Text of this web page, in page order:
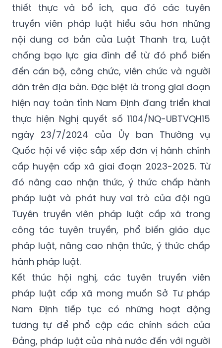
thiết thực và bổ ích, qua đó các tuyên
truyền viên pháp luật hiểu sâu hơn những
nội dung cơ bản của Luật Thanh tra, Luật
chống bạo lực gia đình để từ đó phổ biến
đến cán bộ, công chức, viên chức và người
dân trên địa bàn. Đặc biệt là trong giai đoạn
hiện nay toàn tỉnh Nam Định đang triển khai
thực hiện Nghị quyết số 1104/NQ-UBTVQH15
ngày 23/7/2024 của Ủy ban Thường vụ
Quốc hội về việc sắp xếp đơn vị hành chính
cấp huyện cấp xã giai đoạn 2023-2025. Từ
đó nâng cao nhận thức, ý thức chấp hành
pháp luật và phát huy vai trò của đội ngũ
Tuyên truyền viên pháp luật cấp xã trong
công tác tuyên truyền, phổ biến giáo dục
pháp luật, nâng cao nhận thức, ý thức chấp
hành pháp luật.
Kết thúc hội nghị, các tuyên truyền viên
pháp luật cấp xã mong muốn Sở Tư pháp
Nam Định tiếp tục có những hoạt động
tương tự để phổ cập các chính sách của
Đảng, pháp luật của nhà nước đến với người